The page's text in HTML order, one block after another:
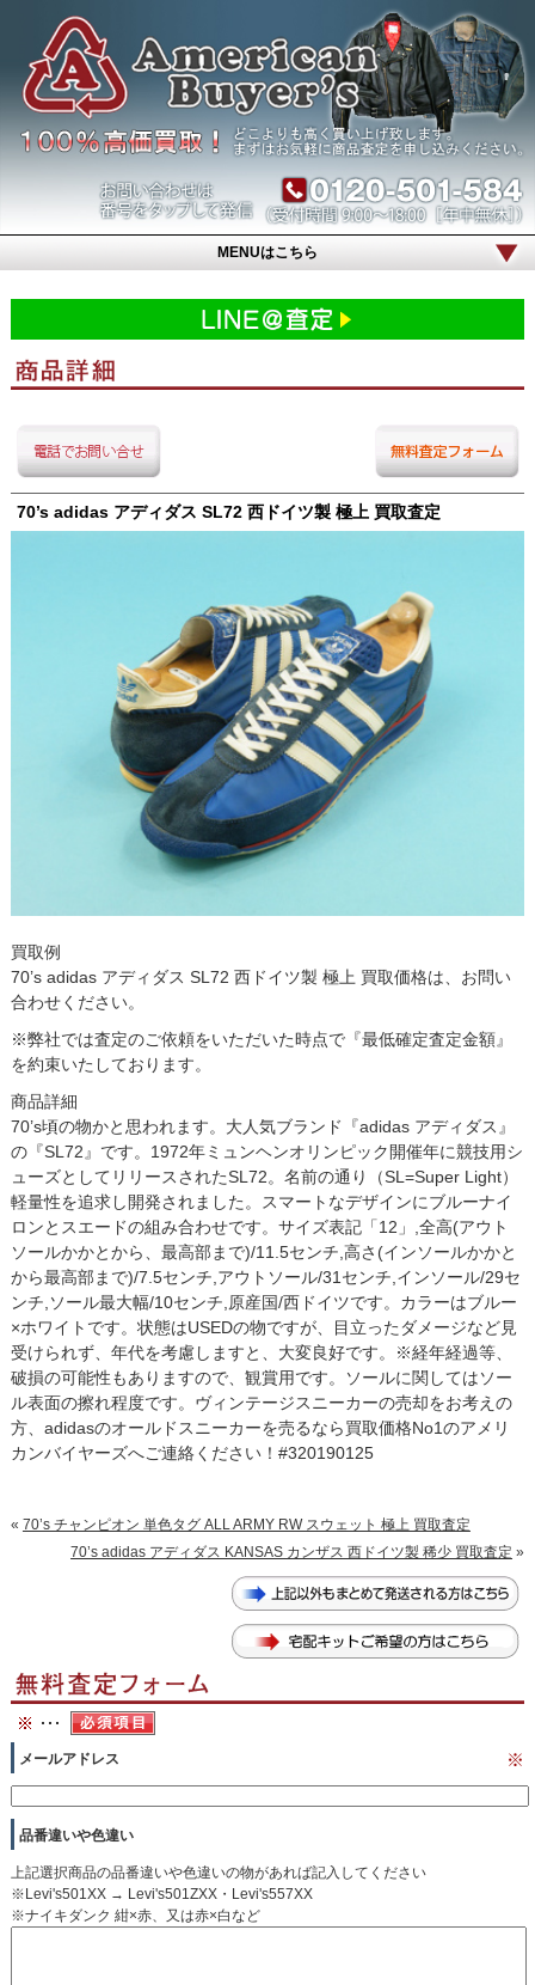
MENUはこちら
70’s adidas アディダス SL72 西ドイツ製 極上 買取査定
買取例
70’s adidas アディダス SL72 西ドイツ製 極上 買取価格は、お問い
合わせください。
※弊社では査定のご依頼をいただいた時点で『最低確定査定金額』
を約束いたしております。
商品詳細
70’s頃の物かと思われます。大人気ブランド『adidas アディダス』
の『SL72』です。1972年ミュンヘンオリンピック開催年に競技用シ
ューズとしてリリースされたSL72。名前の通り（SL=Super Light）
軽量性を追求し開発されました。スマートなデザインにブルーナイ
ロンとスエードの組み合わせです。サイズ表記「12」,全高(アウト
ソールかかとから、最高部まで)/11.5センチ,高さ(インソールかかと
から最高部まで)/7.5センチ,アウトソール/31センチ,インソール/29セ
ンチ,ソール最大幅/10センチ,原産国/西ドイツです。カラーはブルー
×ホワイトです。状態はUSEDの物ですが、目立ったダメージなど見
受けられず、年代を考慮しますと、大変良好です。※経年経過等、
破損の可能性もありますので、観賞用です。ソールに関してはソー
ル表面の擦れ程度です。ヴィンテージスニーカーの売却をお考えの
方、adidasのオールドスニーカーを売るなら買取価格No1のアメリ
カンバイヤーズへご連絡ください！#320190125
« 70’s チャンピオン 単色タグ ALL ARMY RW スウェット 極上 買取査定
70’s adidas アディダス KANSAS カンザス 西ドイツ製 稀少 買取査定 »
メールアドレス ※
品番違いや色違い
上記選択商品の品番違いや色違いの物があれば記入してください
※Levi's501XX → Levi's501ZXX・Levi's557XX
※ナイキダンク 紺×赤、又は赤×白など